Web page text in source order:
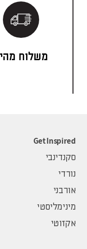
משלוח
Get Inspired
סקנדינבי
נורדי
אורבני
מינימליסטי
אקזוטי